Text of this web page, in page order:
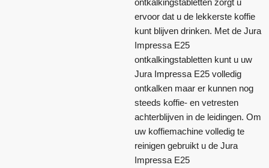
ontkalkingstabletten zorgt u
ervoor dat u de lekkerste koffie
kunt blijven drinken. Met de Jura
Impressa E25
ontkalkingstabletten kunt u uw
Jura Impressa E25 volledig
ontkalken maar er kunnen nog
steeds koffie- en vetresten
achterblijven in de leidingen. Om
uw koffiemachine volledig te
reinigen gebruikt u de Jura
Impressa E25